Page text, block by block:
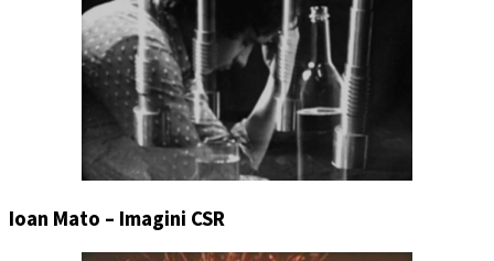
Ioan Mato – Imagini CSR